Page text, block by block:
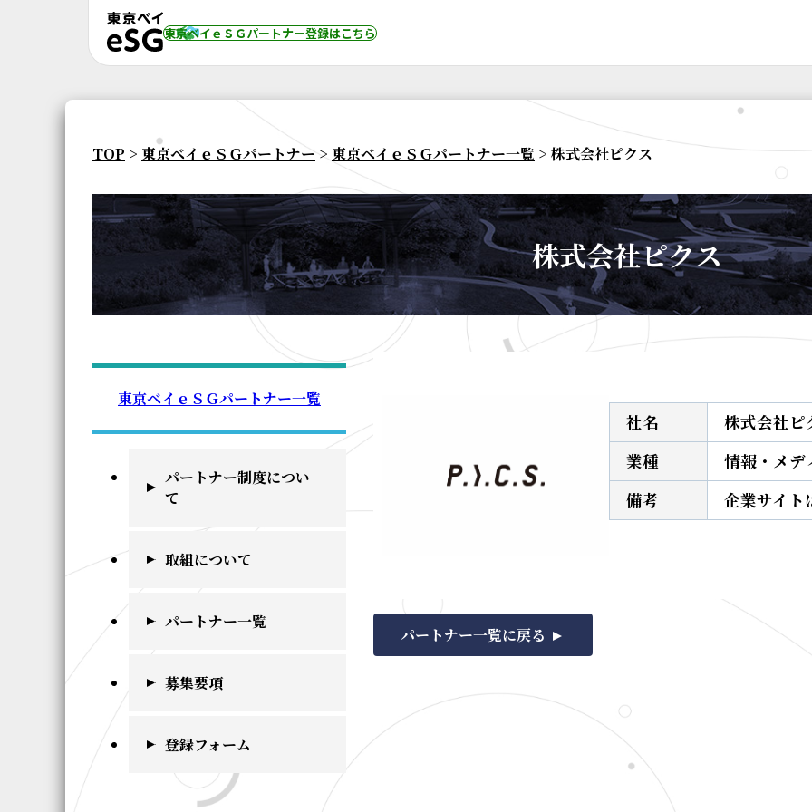
東京ベイｅＳＧパートナー登録はこちら
TOP > 東京ベイｅＳＧパートナー > 東京ベイｅＳＧパートナー一覧 > 株式会社ピクス
株式会社ピクス
東京ベイｅＳＧパートナー一覧
パートナー制度につい
て
取組について
パートナー一覧
募集要項
登録フォーム
社名
株式会社ピ
業種
情報・メデ
備考
企業サイト
パートナー一覧に戻る